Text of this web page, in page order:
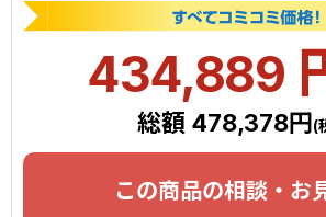
434,889
総額 478,378円 (
この商品の相談・お